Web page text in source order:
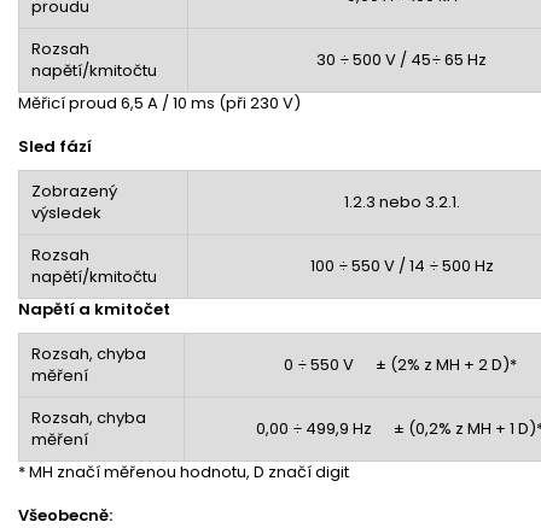
proudu
Rozsah
napětí/kmitočtu
30 ÷ 500 V / 45÷ 65 Hz
Měřicí proud 6,5 A / 10 ms (při 230 V)
Sled fází
Zobrazený
výsledek
1.2.3 nebo 3.2.1.
Rozsah
napětí/kmitočtu
100 ÷ 550 V / 14 ÷ 500 Hz
Napětí a kmitočet
Rozsah, chyba
měření
0 ÷ 550 V ± (2% z MH + 2 D)*
Rozsah, chyba
měření
0,00 ÷ 499,9 Hz ± (0,2% z MH + 1
* MH značí měřenou hodnotu, D značí digit
Všeobecně: